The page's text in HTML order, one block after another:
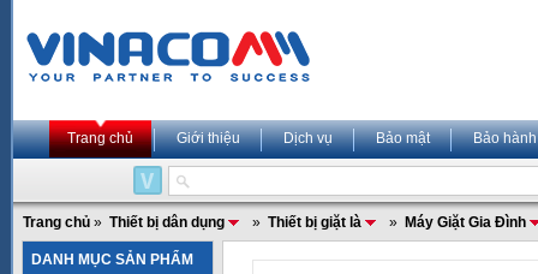
Trang chủ Giới thiệu Dịch vụ Bảo mật Bảo hành
Trang chủ » Thiết bị dân dụng » Thiết bị giặt là » Máy Giặt Gia Đình
DANH MỤC SẢN PHẨM